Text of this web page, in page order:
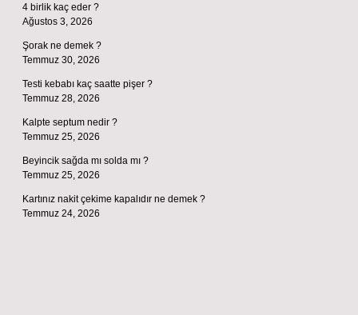
4 birlik kaç eder ?
Ağustos 3, 2026
Şorak ne demek ?
Temmuz 30, 2026
Testi kebabı kaç saatte pişer ?
Temmuz 28, 2026
Kalpte septum nedir ?
Temmuz 25, 2026
Beyincik sağda mı solda mı ?
Temmuz 25, 2026
Kartınız nakit çekime kapalıdır ne demek ?
Temmuz 24, 2026